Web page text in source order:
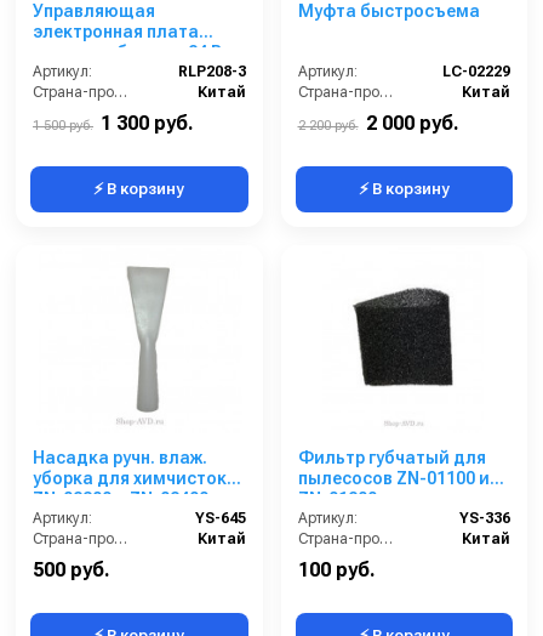
Управляющая
электронная плата
старого образца, 24 В,
для RL-208
Артикул:
RLP208-3
Страна-производитель:
Китай
1 500 руб. 1 300 руб.
⚡ В корзину
Муфта быстросъема
Артикул:
LC-02229
Страна-производитель:
Китай
2 200 руб. 2 000 руб.
⚡ В корзину
Насадка ручн. влаж.
уборка для химчисток
ZN-02300 и ZN-02400
Артикул:
YS-645
Страна-производитель:
Китай
500 руб.
Фильтр губчатый для
пылесосов ZN-01100 и
ZN-01200
Артикул:
YS-336
Страна-производитель:
Китай
100 руб.